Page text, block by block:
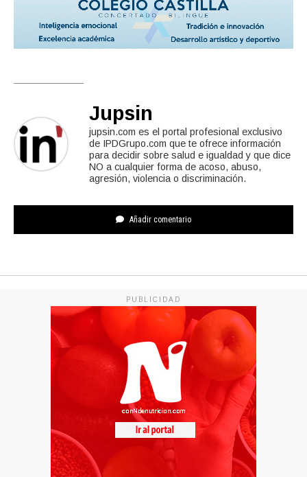
Jupsin
jupsin.com es el portal profesional exclusivo
de IPDGrupo.com que te ofrece información
para decidir sobre salud e igualdad y que dice
NO a cualquier forma de acoso, abuso,
agresión, violencia o discriminación.
Añadir comentario
PUBLICIDAD